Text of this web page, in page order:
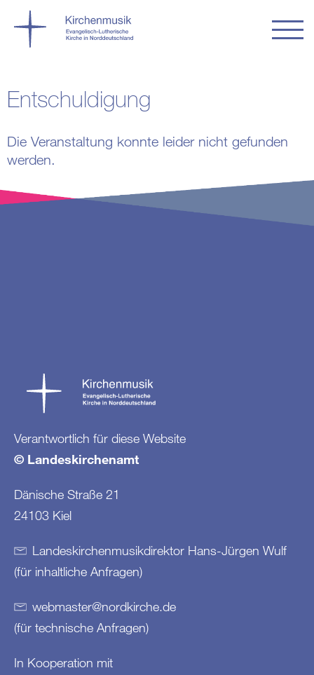
Entschuldigung
Die Veranstaltung konnte leider nicht gefunden
werden.
Verantwortlich für diese Website
© Landeskirchenamt
Dänische Straße 21
24103 Kiel
Landeskirchenmusikdirektor Hans-Jürgen Wulf
(für inhaltliche Anfragen)
webmaster@nordkirche.de
(für technische Anfragen)
In Kooperation mit